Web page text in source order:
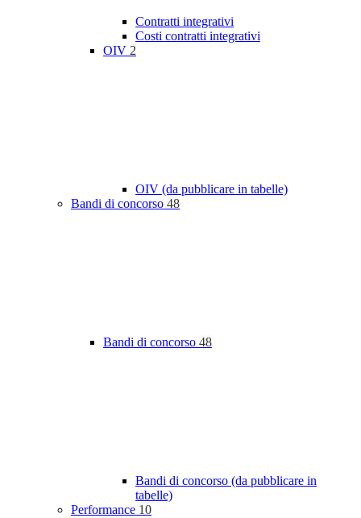
Contratti integrativi
Costi contratti integrativi
OIV 2
OIV (da pubblicare in tabelle)
Bandi di concorso 48
Bandi di concorso 48
Bandi di concorso (da pubblicare in
tabelle)
Performance 10